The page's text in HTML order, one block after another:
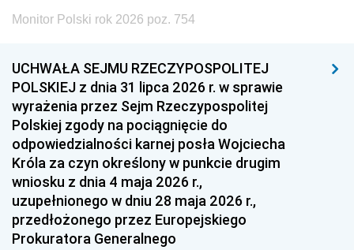
Monitor Polski rok 2026 poz. 754
UCHWAŁA SEJMU RZECZYPOSPOLITEJ
POLSKIEJ z dnia 31 lipca 2026 r. w sprawie
wyrażenia przez Sejm Rzeczypospolitej
Polskiej zgody na pociągnięcie do
odpowiedzialności karnej posła Wojciecha
Króla za czyn określony w punkcie drugim
wniosku z dnia 4 maja 2026 r.,
uzupełnionego w dniu 28 maja 2026 r.,
przedłożonego przez Europejskiego
Prokuratora Generalnego